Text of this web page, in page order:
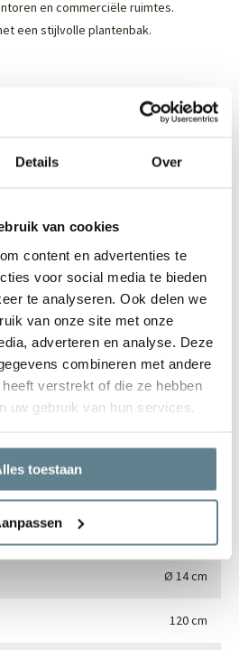
Details Over
van cookies
content en advertenties te
voor social media te bieden
te analyseren. Ook delen we
van onze site met onze
adverteren en analyse. Deze
combineren met andere
verstrekt of die ze hebben
uw gebruik van hun services.
toestaan
en commerciële ruimtes.
een stijlvolle plantenbak.
vraag? Neem contact op met ons
Interieur
Ø 14 cm
120 cm